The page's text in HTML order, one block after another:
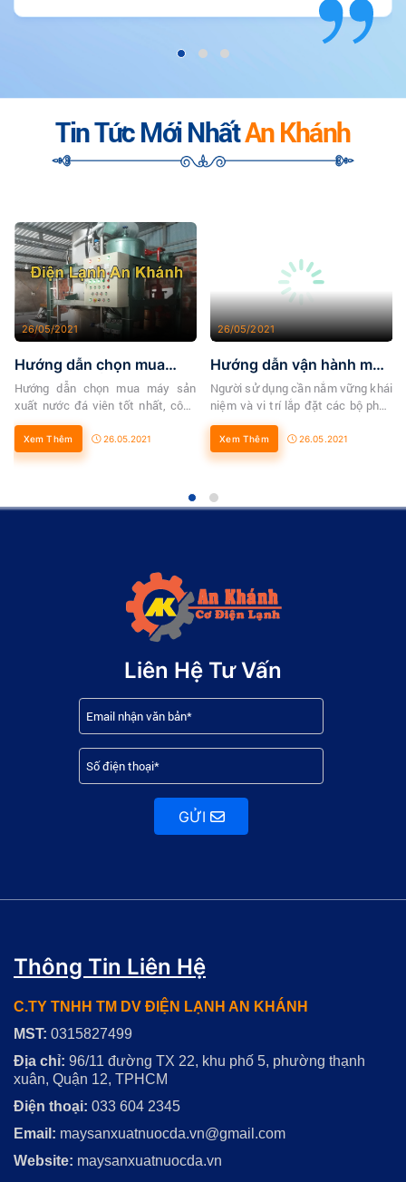
Tin Tức Mới NhấtAn Khánh
26/05/2021
Hướng dẫn chọn mua
máy sản xuất nước đá
Hướng dẫn chọn mua máy sản
xuất nước đá viên tốt nhất, công
suất lớn, bền bỉ, giá rẻ..
Xem Thêm 26.05.2021
26/05/2021
Hướng dẫn vận hành máy
đá viên
Người sử dụng cần nắm vững khái
niệm và vi trí lắp đặt các bộ phận
trong máy đá để cho việc vận
hành hay thao tác sửa chữa nhỏ
được dễ dàng hơn.
Xem Thêm 26.05.2021
Liên Hệ Tư Vấn
GỬI
Thông Tin Liên Hệ
C.TY TNHH TM DV ĐIỆN LẠNH AN KHÁNH
MST: 0315827499
Địa chỉ: 96/11 đường TX 22, khu phố 5, phường thạnh
xuân, Quận 12, TPHCM
Điện thoại: 033 604 2345
Email: maysanxuatnuocda.vn@gmail.com
Website: maysanxuatnuocda.vn